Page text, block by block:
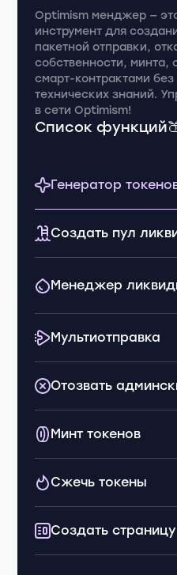
Optimism менджер —
инструмент для
пакетной отправки,
собственности, минта,
смарт-контрактами
технических знаний.
в сети Optimism!
Список
Генератор
Создать пул
Менеджер
Мультиотправка
Отозвать
Минт токенов
Сжечь токены
Создать